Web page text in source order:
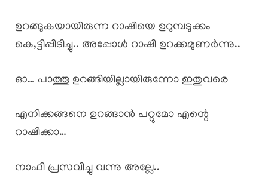
ഉറങ്ങുകയായിരുന്ന റാഷിയെ ഉറുമ്പടുക്കം
കെ,ട്ടിപ്പിടിച്ചു.. അപ്പോൾ റാഷി ഉറക്കമുണർന്നു..
ഓ… പാത്തൂ ഉറങ്ങിയില്ലായിരുന്നോ ഇതുവരെ
എനിക്കങ്ങനെ ഉറങ്ങാൻ പറ്റുമോ എന്റെ
റാഷിക്കാ…
നാഫി പ്രസവിച്ചു വന്നു അല്ലേ..